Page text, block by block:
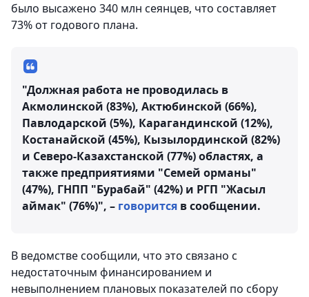
было высажено 340 млн сеянцев, что составляет
73% от годового плана.
"Должная работа не проводилась в
Акмолинской (83%), Актюбинской (66%),
Павлодарской (5%), Карагандинской (12%),
Костанайской (45%), Кызылординской (82%)
и Северо-Казахстанской (77%) областях, а
также предприятиями "Семей орманы"
(47%), ГНПП "Бурабай" (42%) и РГП "Жасыл
аймак" (76%)", – говорится в сообщении.
В ведомстве сообщили, что это связано с
недостаточным финансированием и
невыполнением плановых показателей по сбору